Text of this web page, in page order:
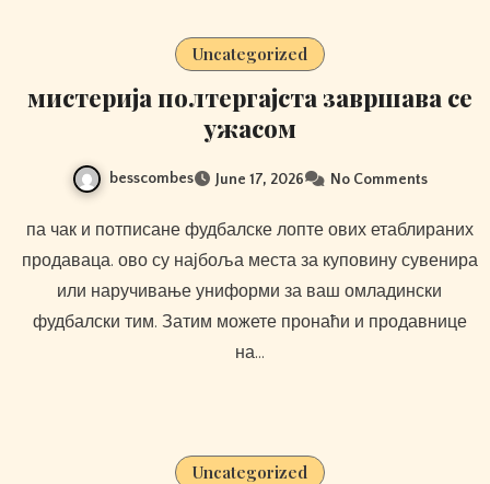
Uncategorized
мистерија полтергајста завршава се
ужасом
besscombes June 17, 2026 No Comments
па чак и потписане фудбалске лопте ових етаблираних
продаваца. ово су најбоља места за куповину сувенира
или наручивање униформи за ваш омладински
фудбалски тим. Затим можете пронаћи и продавнице
на…
Uncategorized